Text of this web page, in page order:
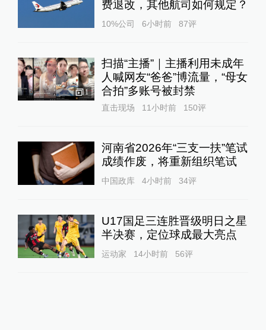
费退改，其他航司如何规定？
10%公司 6小时前 87评
1
扫描“主播”｜主播利用未成年
人喊网友“爸爸”博流量，“母女
合拍”多账号被封禁
直击现场 11小时前 150评
河南省2026年“三支一扶”笔试
成绩作废，将重新组织笔试
中国政库 4小时前 34评
U17国足三连胜晋级明日之星
半决赛，定位球成最大亮点
运动家 14小时前 56评